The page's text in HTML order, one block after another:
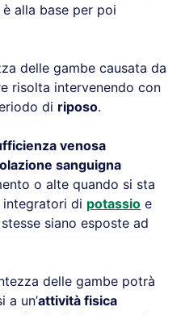
è alla base per poi
delle gambe causata da
risolta intervenendo con
di riposo.
venosa
sanguigna
o alte quando si sta
di potassio e
siano esposte ad
delle gambe potrà
a un’attività fisica